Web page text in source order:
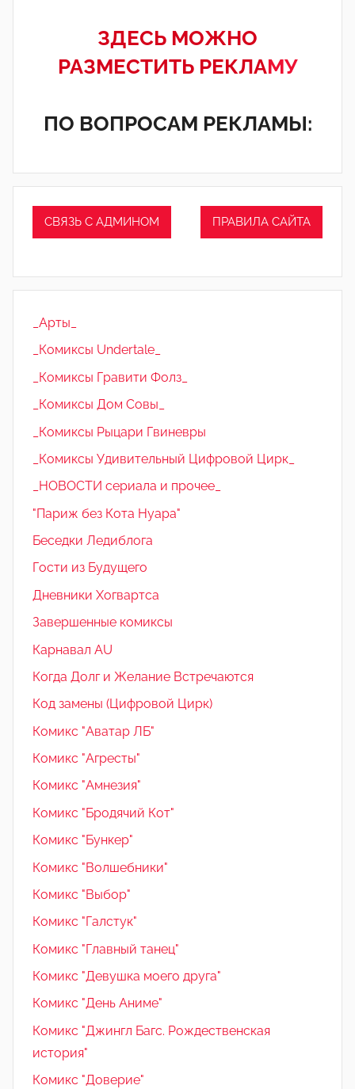
ЗДЕСЬ МОЖНО
РАЗМЕСТИТЬ РЕКЛАМУ
ПО ВОПРОСАМ РЕКЛАМЫ:
СВЯЗЬ С АДМИНОМ ПРАВИЛА САЙТА
_Арты_
_Комиксы Undertale_
_Комиксы Гравити Фолз_
_Комиксы Дом Совы_
_Комиксы Рыцари Гвиневры
_Комиксы Удивительный Цифровой Цирк_
_НОВОСТИ сериала и прочее_
"Париж без Кота Нуара"
Беседки Ледиблога
Гости из Будущего
Дневники Хогвартса
Завершенные комиксы
Карнавал AU
Когда Долг и Желание Встречаются
Код замены (Цифровой Цирк)
Комикс "Аватар ЛБ"
Комикс "Агресты"
Комикс "Амнезия"
Комикс "Бродячий Кот"
Комикс "Бункер"
Комикс "Волшебники"
Комикс "Выбор"
Комикс "Галстук"
Комикс "Главный танец"
Комикс "Девушка моего друга"
Комикс "День Аниме"
Комикс "Джингл Багс. Рождественская
история"
Комикс "Доверие"